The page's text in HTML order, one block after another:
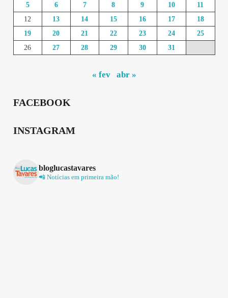
5
6 7 8 9 10
11
12
13 14 15 16 17
18
19
20 21 22 23 24
25
26
27 28 29 30 31
« fev abr »
FACEBOOK
INSTAGRAM
bloglucastavares
📲 Notícias em primeira mão!